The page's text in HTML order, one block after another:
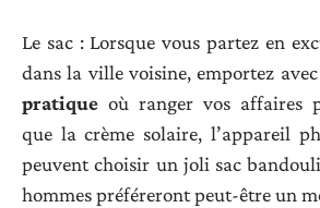
Le sac : Lorsque vous partez en
dans la ville voisine, emportez
pratique où ranger vos affaires
que la crème solaire, l’appareil
peuvent choisir un joli sac
hommes préféreront peut-être un